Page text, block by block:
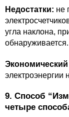
Недостатки: не
угла наклона,
обнаруживается.
электроэнергии
9. Способ
четыре